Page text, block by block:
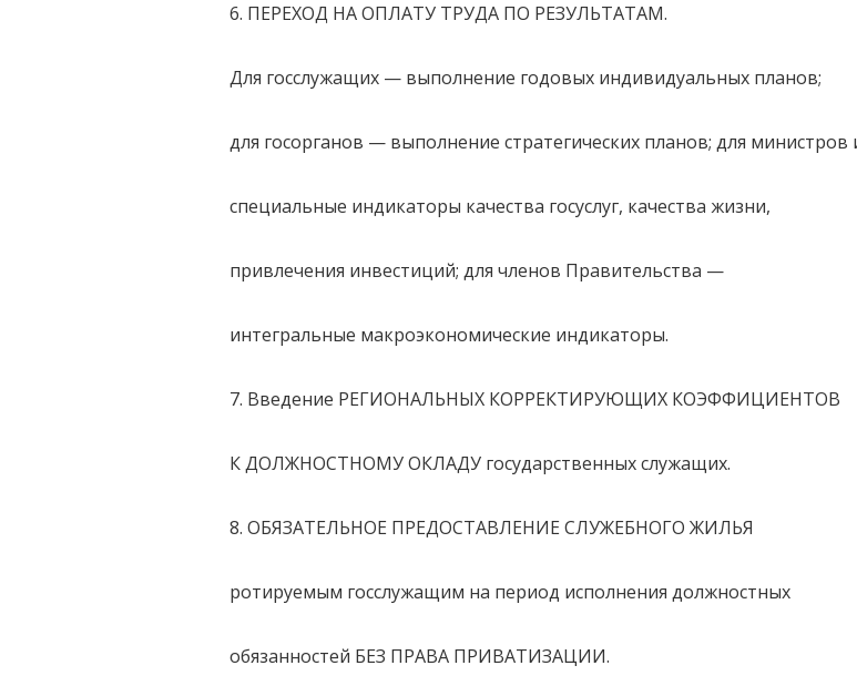
6. ПЕРЕХОД НА ОПЛАТУ ТРУДА ПО РЕЗУЛЬТАТАМ.
Для госслужащих — выполнение годовых индивидуальных планов;
для госорганов — выполнение стратегических планов; для
специальные индикаторы качества госуслуг, качества жизни,
привлечения инвестиций; для членов Правительства —
интегральные макроэкономические индикаторы.
7. Введение РЕГИОНАЛЬНЫХ КОРРЕКТИРУЮЩИХ КОЭФФИЦИЕНТОВ
К ДОЛЖНОСТНОМУ ОКЛАДУ государственных служащих.
8. ОБЯЗАТЕЛЬНОЕ ПРЕДОСТАВЛЕНИЕ СЛУЖЕБНОГО ЖИЛЬЯ
ротируемым госслужащим на период исполнения должностных
обязанностей БЕЗ ПРАВА ПРИВАТИЗАЦИИ.